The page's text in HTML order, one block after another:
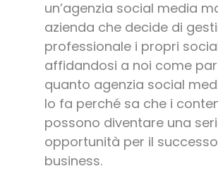
un’agenzia social media
azienda che decide di
professionale i propri
affidandosi a noi come
quanto agenzia social
lo fa perché sa che i
possono diventare una
opportunità per il
business.